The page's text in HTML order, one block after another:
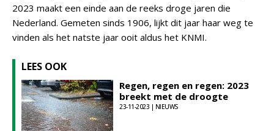
2023 maakt een einde aan de reeks droge jaren die
Nederland. Gemeten sinds 1906, lijkt dit jaar haar weg te
vinden als het natste jaar ooit aldus het KNMI.
LEES OOK
Regen, regen en regen: 2023
breekt met de droogte
23-11-2023 | NIEUWS